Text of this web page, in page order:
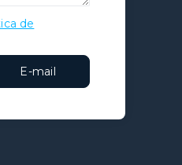
de
E-mail